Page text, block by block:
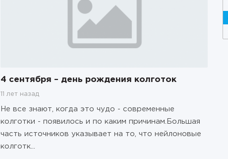
4 сентября – день рождения колготок
11 лет назад
Не все знают, когда это чудо - современные
колготки - появилось и по каким причинам.Большая
часть источников указывает на то, что нейлоновые
колготк...